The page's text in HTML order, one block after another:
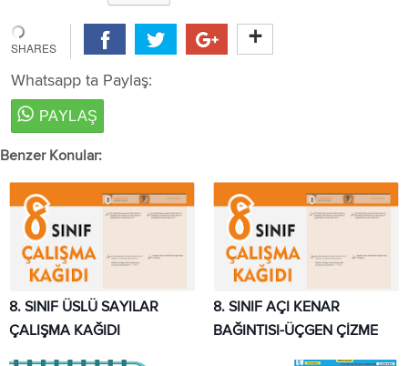
Whatsapp ta Paylaş:
Benzer Konular:
8. SINIF ÜSLÜ SAYILAR
ÇALIŞMA KAĞIDI
8. SINIF AÇI KENAR
BAĞINTISI-ÜÇGEN ÇİZME